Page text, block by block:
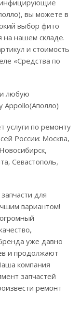
вы можете в
выбор фито
на нашем складе.
и стоимость
«Средства по
любую
услуги по ремонту
России: Москва,
Севастополь,
для
вариантом!
уже давно
и продолжают
компания
запчастей
ремонт